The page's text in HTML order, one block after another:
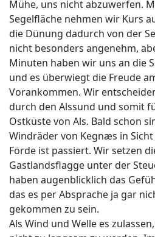
Mühe, uns nicht abzuwerfen.
Segelfläche nehmen wir Kurs
die Dünung dadurch von der
nicht besonders angenehm,
Minuten haben wir uns an die
und es überwiegt die Freude
Vorankommen. Wir
durch den Alssund und somit
Ostküste von Als. Bald schon
Windräder von Kegnæs in
Förde ist passiert. Wir setzen
Gastlandsflagge unter der
haben augenblicklich das
das es per Absprache ja gar
gekommen zu sein.
Als Wind und Welle es